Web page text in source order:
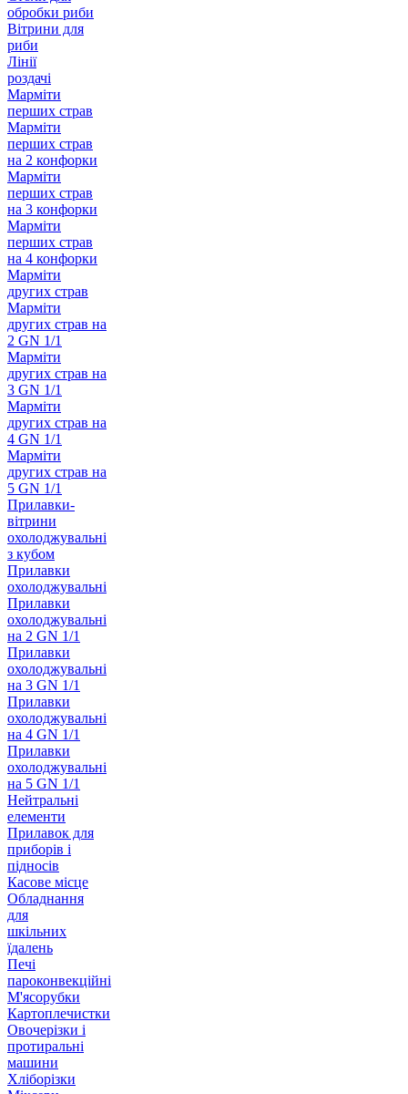
обробки риби
Вітрини для
риби
Лінії
роздачі
Марміти
перших страв
Марміти
перших страв
на 2 конфорки
Марміти
перших страв
на 3 конфорки
Марміти
перших страв
на 4 конфорки
Марміти
других страв
Марміти
других страв на
2 GN 1/1
Марміти
других страв на
3 GN 1/1
Марміти
других страв на
4 GN 1/1
Марміти
других страв на
5 GN 1/1
Прилавки-
вітрини
охолоджувальні
з кубом
Прилавки
охолоджувальні
Прилавки
охолоджувальні
на 2 GN 1/1
Прилавки
охолоджувальні
на 3 GN 1/1
Прилавки
охолоджувальні
на 4 GN 1/1
Прилавки
охолоджувальні
на 5 GN 1/1
Нейтральні
елементи
Прилавок для
приборів і
підносів
Касове місце
Обладнання
для
шкільних
їдалень
Печі
пароконвекційні
М'ясорубки
Картоплечистки
Овочерізки і
протиральні
машини
Хліборізки